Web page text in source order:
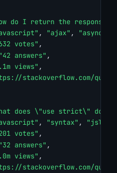
do I return the response
, "ajax" ,
votes" ,
"42 answers" ,
views" ,
stackoverflow.com/
does \"use strict\" do in
, "syntax" ,
votes" ,
"32 answers" ,
views" ,
stackoverflow.com/